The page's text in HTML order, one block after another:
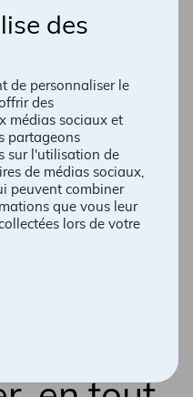
des
de personnaliser le
des
médias sociaux et
partageons
sur l'utilisation de
de médias sociaux,
peuvent combiner
que vous leur
lors de votre
utilisation de la
un code
pharmacie par